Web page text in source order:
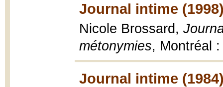
Journal intime
Nicole Brossard,
métonymies, Montréal
Journal intime